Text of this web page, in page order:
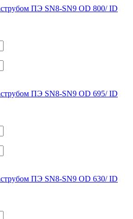
ПЭ SN8-SN9 OD 800/ ID
ПЭ SN8-SN9 OD 695/ ID
ПЭ SN8-SN9 OD 630/ ID